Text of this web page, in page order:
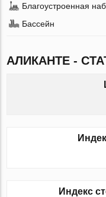
Благоустроенная
Бассейн
АЛИКАНТЕ -
Индекс